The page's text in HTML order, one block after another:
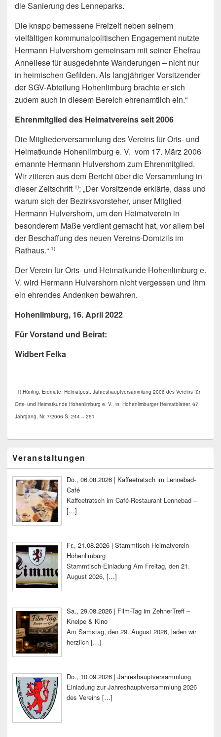
die Sanierung des Lenneparks.
Die knapp bemessene Freizeit neben seinem
vielfältigen kommunalpolitischen Engagement nutzte
Hermann Hulvershorn gemeinsam mit seiner Ehefrau
Anneliese für ausgedehnte Wanderungen – nicht nur
in heimischen Gefilden. Als langjähriger Vorsitzender
der SGV-Abteilung Hohenlimburg brachte er sich
zudem auch in diesem Bereich ehrenamtlich ein.“
Ehrenmitglied des Heimatvereins seit 2006
Die Mitgliederversammlung des Vereins für Orts- und
Heimatkunde Hohenlimburg e. V. vom 17. März 2006
ernannte Hermann Hulvershorn zum Ehrenmitglied.
Wir zitieren aus dem Bericht über die Versammlung in
dieser Zeitschrift 1): „Der Vorsitzende erklärte, dass und
warum sich der Bezirksvorsteher, unser Mitglied
Hermann Hulvershorn, um den Heimatverein in
besonderem Maße verdient gemacht hat, vor allem bei
der Beschaffung des neuen Vereins-Domizils im
Rathaus.“ 1)
Der Verein für Orts- und Heimatkunde Hohenlimburg e.
V. wird Hermann Hulvershorn nicht vergessen und ihm
ein ehrendes Andenken bewahren.
Hohenlimburg, 16. April 2022
Für Vorstand und Beirat:
Widbert Felka
1) Hüning. Erdmute: Heimatpost: Jahreshauptversammlung 2006 des Vereins für
Orts- und Heimatkunde Hohenlimburg e. V., in: Hohenlimburger Heimatblätter, 67.
Jahrgang, Nr. 7/2006 S. 244 – 251
Seitenleisten-
Widgetbereich
Veranstaltungen
Do., 06.08.2026 | Kaffeetratsch im Lennebad-
Café
Kaffeetratsch im Café-Restaurant Lennebad –
[…]
Fr., 21.08.2026 | Stammtisch Heimatverein
Hohenlimburg
Stammtisch-Einladung Am Freitag, den 21.
August 2026, […]
Sa., 29.08.2026 | Film-Tag im ZehnerTreff –
Kneipe & Kino
Am Samstag, den 29. August 2026, laden wir
herzlich […]
Do., 10.09.2026 | Jahreshauptversammlung
Einladung zur Jahreshauptversammlung 2026
des Vereins […]